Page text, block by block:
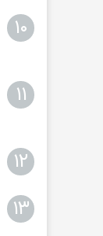
۱۰
۱۱
۱۲
۱۳